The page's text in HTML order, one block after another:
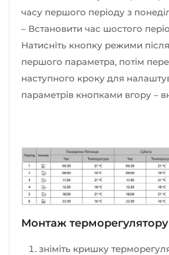
часу першого періоду з
– Встановити час шостого
Натисніть кнопку режими
першого параметра, потім
наступного кроку для
параметрів кнопками вгору –
Монтаж
зніміть кришку